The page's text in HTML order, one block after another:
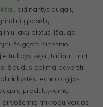
, didinantys augalų
pasėlių
javų plotus, išaugo
išsigąsta didesnio
trukdys sėjai, tačiau turint
šiaudus galima paversti
technologijos
produktyvumą.
mikrobų veiklos